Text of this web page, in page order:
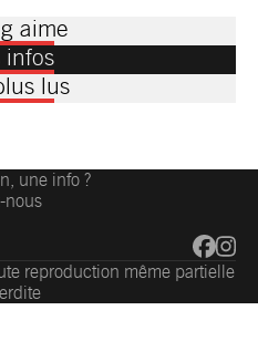
aime
infos
lus
une info ?
nous
reproduction même partielle